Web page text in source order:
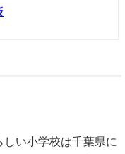
い小学校は千葉県に